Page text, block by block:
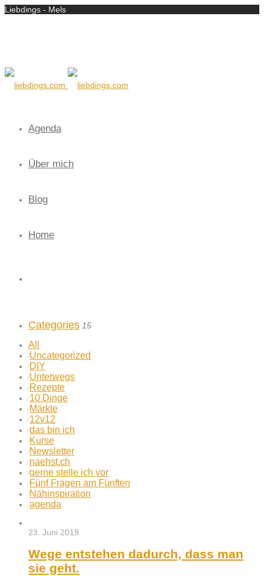
Liebdings - Mels
Agenda
Über mich
Blog
Home
Categories 15
All
⁄Uncategorized
⁄DIY
⁄Unterwegs
⁄Rezepte
⁄10 Dinge
⁄Märkte
⁄12v12
⁄das bin ich
⁄Kurse
⁄Newsletter
⁄naehst.ch
⁄gerne stelle ich vor
⁄Fünf Fragen am Fünften
⁄Nähinspiration
⁄agenda
23. Juni 2019
Wege entstehen dadurch, dass man
sie geht.